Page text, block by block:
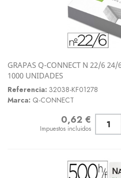
GRAPAS Q-CONNECT N 22/6
1000 UNIDADES
Referencia: 32038-KF01278
Marca: Q-CONNECT
0,62 €
Impuestos incluidos